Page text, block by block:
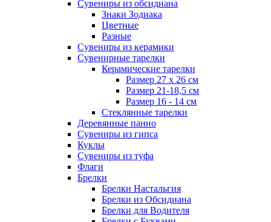
Сувениры из обсидиана
Знаки Зодиака
Цветные
Разные
Сувениры из керамики
Сувенирные тарелки
Керамические тарелки
Размер 27 х 26 см
Размер 21-18,5 см
Размер 16 - 14 см
Стеклянные тарелки
Деревянные панно
Сувениры из гипса
Куклы
Сувениры из туфа
Флаги
Брелки
Брелки Настальгия
Брелки из Обсидиана
Брелки для Водителя